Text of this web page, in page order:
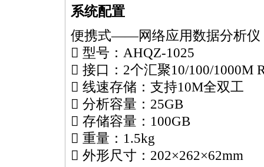
系统配置
便携式——网络应用数据分析仪
 型号：AHQZ-1025
 接口：2个汇聚10/100/1000M
 线速存储：支持10M全双工
 分析容量：25GB
 存储容量：100GB
 重量：1.5kg
 外形尺寸：202×262×62mm